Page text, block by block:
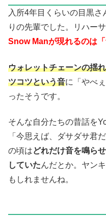
入所4年目くらいの目黒
りの先輩でした。リハー
Snow Manが現れるのは「
ウォレットチェーンの揺
ツコツという音に「やべ
ったそうです。
そんな自分たちの昔話を
「今思えば、ダサダサ君
の頃はどれだけ音を鳴ら
していたんだとか。ヤン
もしれませんね。